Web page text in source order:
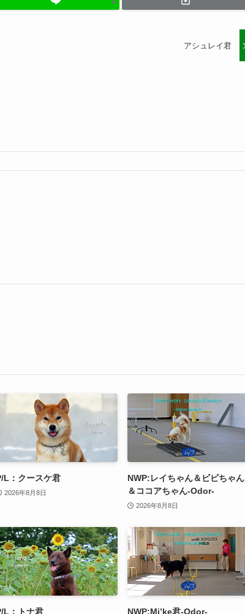
アシュレイ君
L：クースケ君
2026年8月8日
NWP:レイちゃん＆ビビちゃん
＆ココアちゃん-Odor-
2026年8月8日
L：トナ君 NWP:Mi’ke君-Odor-